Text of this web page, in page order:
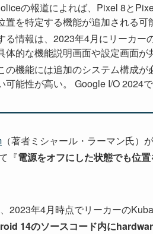
の報道によれば、Pixel 8と
置を特定する機能が追加される可
る情報は、2023年4月にリーカ
体的な機能説明画面や設定画面が
の機能には追加のシステム構成
可能性が高い。 Google I/O 2024
（著者ミシャール・ラーマン氏）
『電源をオフにした状態でも位
2023年4月時点でリーカーの
14のソースコード内に